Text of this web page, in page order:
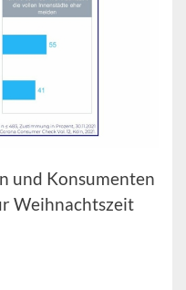
und Konsumenten
Weihnachtszeit